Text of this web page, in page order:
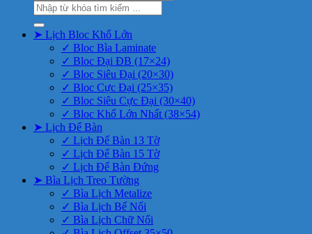
Tìm
kiếm:
➤ Lịch Bloc Khổ Lớn
✓ Bloc Bìa Laminate
✓ Bloc Đại ĐB (17×24)
✓ Bloc Siêu Đại (20×30)
✓ Bloc Cực Đại (25×35)
✓ Bloc Siêu Cực Đại (30×40)
✓ Bloc Khổ Lớn Nhất (38×54)
➤ Lịch Để Bàn
✓ Lịch Để Bàn 13 Tờ
✓ Lịch Để Bàn 15 Tờ
✓ Lịch Để Bàn Đứng
➤ Bìa Lịch Treo Tường
✓ Bìa Lịch Metalize
✓ Bìa Lịch Bế Nổi
✓ Bìa Lịch Chữ Nổi